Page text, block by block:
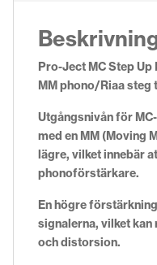
Pro-Ject MC Step
MM phono/Riaa steg
Utgångsnivån för
med en MM (Moving
lägre, vilket innebär
phonoförstärkare.
En högre
signalerna, vilket kan
och distorsion.